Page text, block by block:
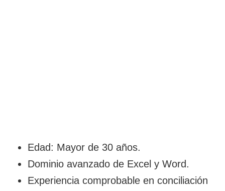
Edad: Mayor de 30 años.
Dominio avanzado de Excel y Word.
Experiencia comprobable en conciliación